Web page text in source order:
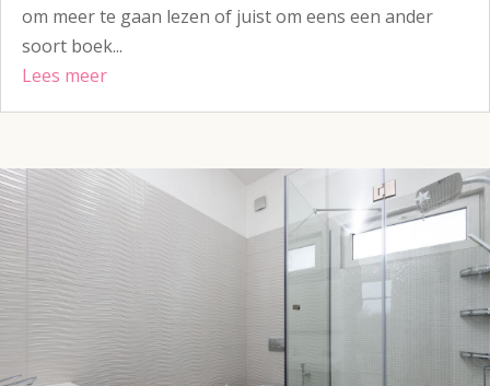
om meer te gaan lezen of juist om eens een ander
soort boek...
Lees meer